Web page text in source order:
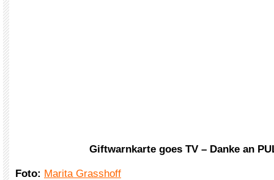
Giftwarnkarte goes TV – Danke an
Foto: Marita Grasshoff